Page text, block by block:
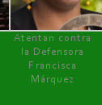
Atentan contra
la Defensora
Francisca
Márquez